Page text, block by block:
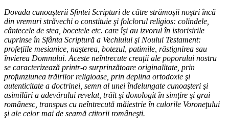
Dovada cunoaşterii Sfintei Scripturi de către strămoşii noştri încă
din vremuri străvechi o constituie şi folclorul religios: colindele,
cântecele de stea, bocetele etc. care îşi au izvorul în istorisirile
cuprinse în Sfânta Scriptură a Vechiului şi Noului Testament:
profeţiile mesianice, naşterea, botezul, patimile, răstignirea sau
învierea Domnului. Aceste neîntrecute creaţii ale poporului nostru
se caracterizează printr-o surprinzătoare originalitate, prin
profunziunea trăirilor religioase, prin deplina ortodoxie şi
autenticitate a doctrinei, semn al unei îndelungate cunoaşteri şi
asimilări a adevărului revelat, trăit şi doxologit în simţire şi grai
românesc, transpus cu neîntrecută măiestrie în culorile Voroneţului
şi ale celor mai de seamă ctitorii româneşti.